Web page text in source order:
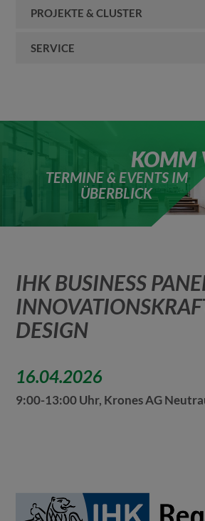
PROJEKTE & CLUSTER
SERVICE
KOMM
TERMINE & EVENTS IM
ÜBERBLICK
IHK BUSINESS
DESIGN
16.04.2026
9:00-13:00 Uhr, Krones AG